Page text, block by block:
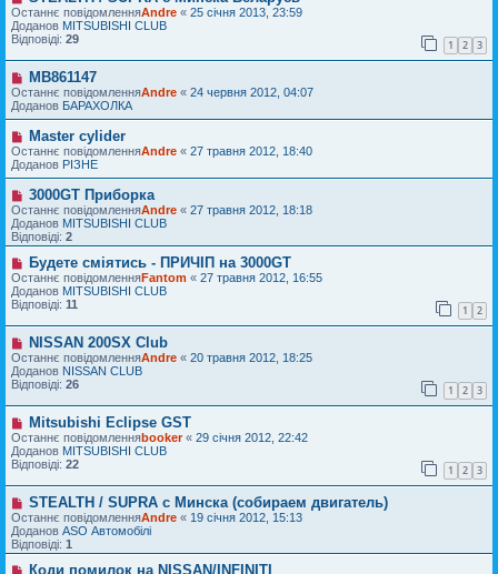
м
л
е
н
я
о
в
і
д
о
м
л
е
н
н
о
в
е
п
о
і
д
о
м
л
е
н
н
я
Останнє повідомленняAndre « 25 січня 2013, 23:59
Доданов MITSUBISHI CLUB
Відповіді: 29 1 2 3
Н
о
в
е
п
о
в
і
д
о
м
л
е
н
я
MB861147
Останнє повідомленняAndre « 24 червня 2012, 04:07
Доданов БАРАХОЛКА
Н
о
в
е
п
о
в
і
д
о
м
л
е
н
я
Master cylider
Останнє повідомленняAndre « 27 травня 2012, 18:40
Доданов РІЗНЕ
Н
о
в
е
п
о
в
і
д
о
м
л
е
н
н
я
3000GT Приборка
Останнє повідомленняAndre « 27 травня 2012, 18:18
Доданов MITSUBISHI CLUB
Відповіді: 2
Н
о
в
е
п
о
і
д
о
м
л
н
н
я
Будете сміятись - ПРИЧІП на 3000GT
Останнє повідомленняFantom « 27 травня 2012, 16:55
Доданов MITSUBISHI CLUB
Відповіді: 11 1 2
Н
о
в
е
п
о
і
д
о
м
л
е
н
н
я
NISSAN 200SX Club
Останнє повідомленняAndre « 20 травня 2012, 18:25
Доданов NISSAN CLUB
Відповіді: 26 1 2 3
Н
о
в
е
п
о
в
і
д
о
м
л
Mitsubishi Eclipse GST
Останнє повідомленняbooker« 29 січня 2012, 22:42
Доданов MITSUBISHI CLUB
Відповіді: 22 1 2 3
Н
о
в
е
п
о
STEALTH / SUPRA с Минска (собираем двигатель)
Останнє повідомленняAndre « 19 січня 2012, 15:13
Доданов ASO Автомобілі
Відповіді: 1
НКоди помилок на NISSAN/INFINITI